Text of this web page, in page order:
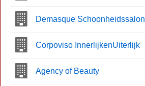
Demasque Schoonheidssalon
Corpoviso InnerlijkenUiterlijk
Agency of Beauty